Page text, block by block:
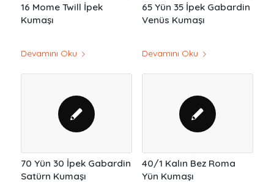
16 Mome Twill İpek
Kumaşı
Devamını Oku
65 Yün 35 İpek Gabardin
Venüs Kumaşı
Devamını Oku
70 Yün 30 İpek Gabardin
Satürn Kumaşı
40/1 Kalın Bez Roma
Yün Kumaşı